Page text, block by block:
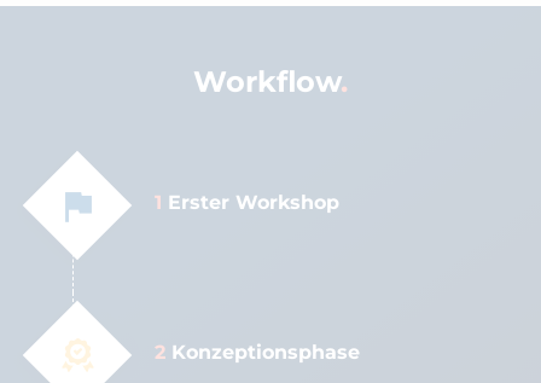
Workflow
1 Erster Workshop
2 Konzeptionsphase